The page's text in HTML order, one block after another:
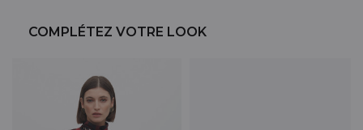
COMPLÉTEZ VOTRE LOOK